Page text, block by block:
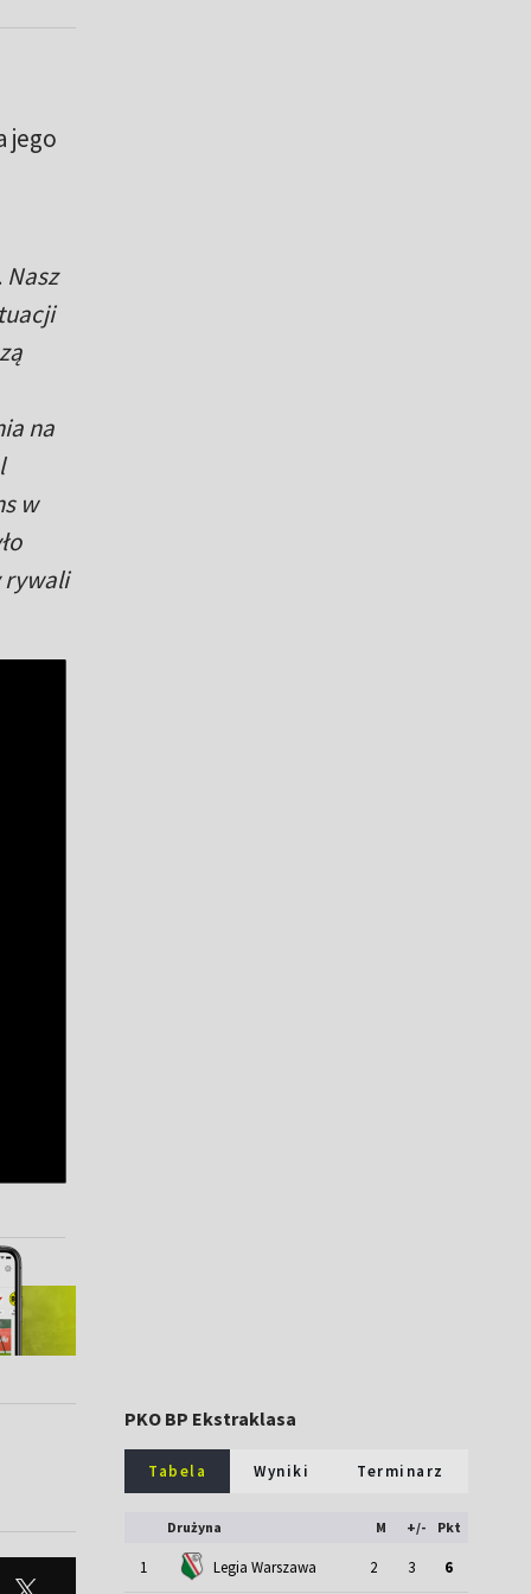
jego
na
w
rywali
PKO BP Ekstraklasa
Tabela Wyniki Terminarz
Drużyna M +/- Pkt
1 Legia Warszawa 2 3 6